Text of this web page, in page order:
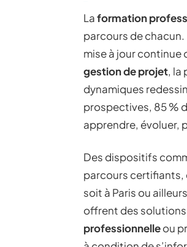
Laformation
parcours de
mise à jour continue
gestion de projet, la
dynamiques
prospectives, 85 %
apprendre, évoluer,
Des dispositifs
parcours certifiants,
soit à Paris ou
offrent des
professionnelleou